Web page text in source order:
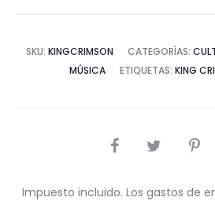
SKU: KINGCRIMSON CATEGORÍAS:
MÚSICA
ETIQUETAS: KING
COMPARTIR
Impuesto incluido. Los gastos de